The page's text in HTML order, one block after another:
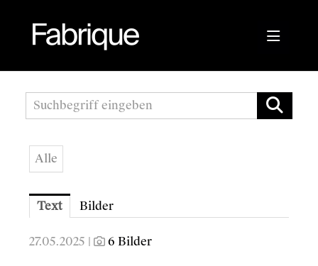
Pressemitteilungen
Fabrique Agency
Bioblo
Alle
Text Bilder
27.05.2025 | 6 Bilder